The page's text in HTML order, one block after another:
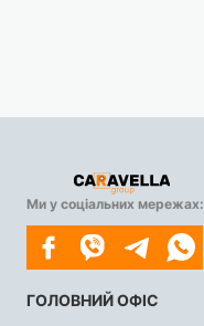
Ми у соціальних мережах:
ГОЛОВНИЙ ОФІС